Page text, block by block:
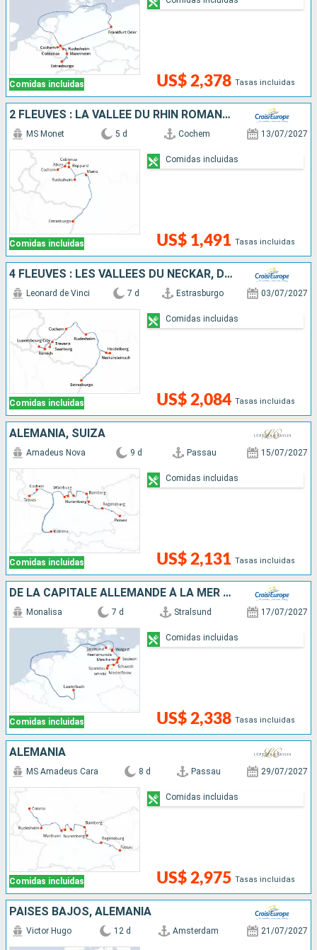
Comidas incluidas US$ 2,378 Tasas incluidas
2 FLEUVES : LA VALLÉE DU RHIN ROMANTIQUE ET LA MAGIE DE LA MOSELLE
Comidas incluidas
MS Monet 5 d Cochem 13/07/2027
US$ 1,491 Tasas incluidas
Comidas incluidas
4 FLEUVES : LES VALLÉES DU NECKAR, DU RHIN ROMANTIQUE, DE LA MOSELLE ET DE LA SARRE
Comidas incluidas
Leonard de Vinci 7 d Estrasburgo 03/07/2027
US$ 2,084 Tasas incluidas
Comidas incluidas
ALEMANIA, SUIZA
Comidas incluidas
Amadeus Nova 9 d Passau 15/07/2027
US$ 2,131 Tasas incluidas
Comidas incluidas
DE LA CAPITALE ALLEMANDE À LA MER BALTIQUE
Comidas incluidas
Monalisa 7 d Stralsund 17/07/2027
US$ 2,338 Tasas incluidas
Comidas incluidas
ALEMANIA
Comidas incluidas
MS Amadeus Cara 8 d Passau 29/07/2027
US$ 2,975 Tasas incluidas
Comidas incluidas
PAISES BAJOS, ALEMANIA
Victor Hugo 12 d Amsterdam 21/07/2027